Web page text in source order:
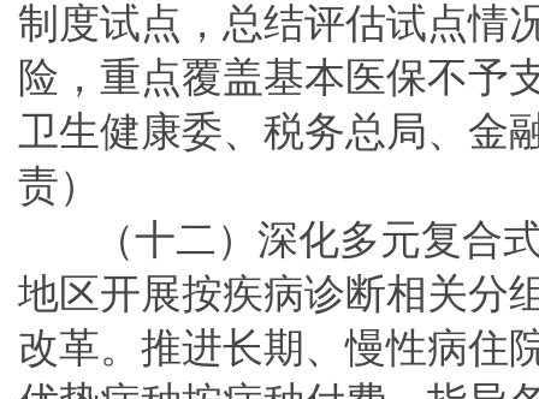
制度试点，总结评估试点情
险，重点覆盖基本医保不予
卫生健康委、税务总局、金
责）
（十二）深化多元复合
地区开展按疾病诊断相关分
改革。推进长期、慢性病住